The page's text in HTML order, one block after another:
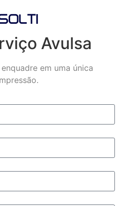
Avulsa
em uma única